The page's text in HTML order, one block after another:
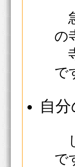
の
で
自
で